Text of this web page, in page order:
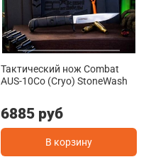
Тактический нож Combat
AUS-10Co (Cryo) StoneWash
6885 руб
В корзину